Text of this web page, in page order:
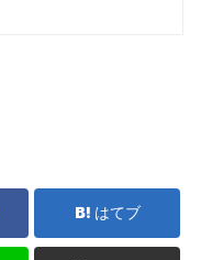
はてブ